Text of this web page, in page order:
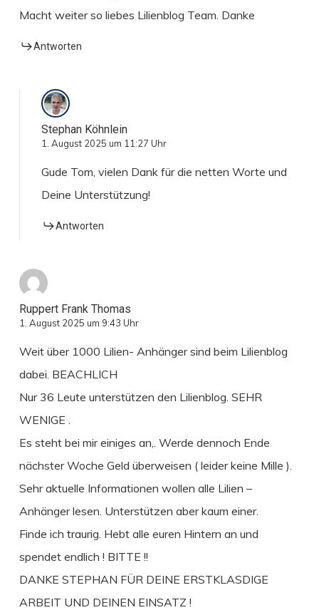
Macht weiter so liebes Lilienblog Team. Danke
Antworten
Stephan Köhnlein
1. August 2025 um 11:27 Uhr
Gude Tom, vielen Dank für die netten Worte und
Deine Unterstützung!
Antworten
Ruppert Frank Thomas
1. August 2025 um 9:43 Uhr
Weit über 1000 Lilien- Anhänger sind beim Lilienblog
dabei. BEACHLICH
Nur 36 Leute unterstützen den Lilienblog. SEHR
WENIGE .
Es steht bei mir einiges an,. Werde dennoch Ende
nächster Woche Geld überweisen ( leider keine Mille ).
Sehr aktuelle Informationen wollen alle Lilien –
Anhänger lesen. Unterstützen aber kaum einer.
Finde ich traurig. Hebt alle euren Hintern an und
spendet endlich ! BITTE !!
DANKE STEPHAN FÜR DEINE ERSTKLASDIGE
ARBEIT UND DEINEN EINSATZ !